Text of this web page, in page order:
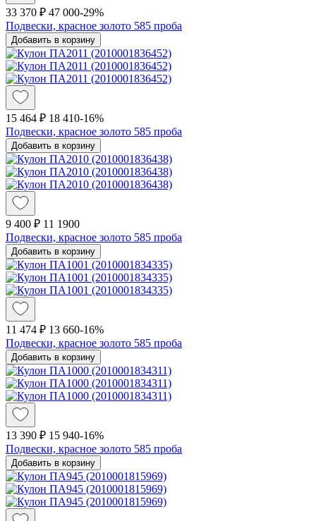
33 370 ₽ 47 000-29%
Подвески, красное золото 585 проба
Добавить в корзину
15 464 ₽ 18 410-16%
Подвески, красное золото 585 проба
Добавить в корзину
9 400 ₽ 11 1900
Подвески, красное золото 585 проба
Добавить в корзину
11 474 ₽ 13 660-16%
Подвески, красное золото 585 проба
Добавить в корзину
13 390 ₽ 15 940-16%
Подвески, красное золото 585 проба
Добавить в корзину